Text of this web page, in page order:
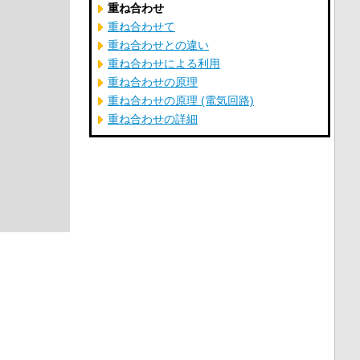
重ね合わせ
重ね合わせて
重ね合わせとの違い
重ね合わせによる利用
重ね合わせの原理
重ね合わせの原理 (電気回路)
重ね合わせの詳細